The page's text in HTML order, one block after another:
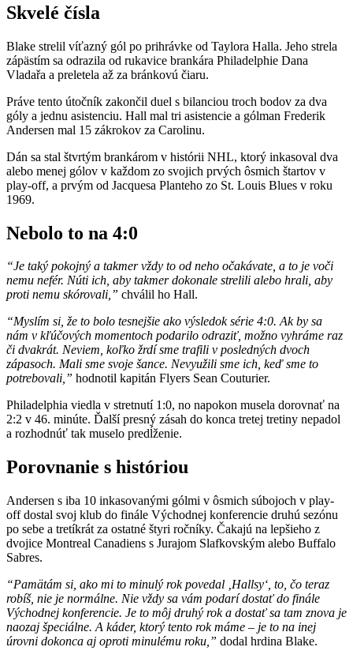
Skvelé čísla
Blake strelil víťazný gól po prihrávke od Taylora Halla. Jeho strela
zápästím sa odrazila od rukavice brankára Philadelphie Dana
Vladařa a preletela až za bránkovú čiaru.
Práve tento útočník zakončil duel s bilanciou troch bodov za dva
góly a jednu asistenciu. Hall mal tri asistencie a gólman Frederik
Andersen mal 15 zákrokov za Carolinu.
Dán sa stal štvrtým brankárom v histórii NHL, ktorý inkasoval dva
alebo menej gólov v každom zo svojich prvých ôsmich štartov v
play-off, a prvým od Jacquesa Planteho zo St. Louis Blues v roku
1969.
Nebolo to na 4:0
“Je taký pokojný a takmer vždy to od neho očakávate, a to je voči
nemu nefér. Núti ich, aby takmer dokonale strelili alebo hrali, aby
proti nemu skórovali,” chválil ho Hall.
“Myslím si, že to bolo tesnejšie ako výsledok série 4:0. Ak by sa
nám v kľúčových momentoch podarilo odraziť, možno vyhráme raz
či dvakrát. Neviem, koľko žrdí sme trafili v posledných dvoch
zápasoch. Mali sme svoje šance. Nevyužili sme ich, keď sme to
potrebovali,” hodnotil kapitán Flyers Sean Couturier.
Philadelphia viedla v stretnutí 1:0, no napokon musela dorovnať na
2:2 v 46. minúte. Ďalší presný zásah do konca tretej tretiny nepadol
a rozhodnúť tak muselo predĺženie.
Porovnanie s históriou
Andersen s iba 10 inkasovanými gólmi v ôsmich súbojoch v play-
off dostal svoj klub do finále Východnej konferencie druhú sezónu
po sebe a tretíkrát za ostatné štyri ročníky. Čakajú na lepšieho z
dvojice Montreal Canadiens s Jurajom Slafkovským alebo Buffalo
Sabres.
“Pamätám si, ako mi to minulý rok povedal ‚Hallsy‘, to, čo teraz
robíš, nie je normálne. Nie vždy sa vám podarí dostať do finále
Východnej konferencie. Je to môj druhý rok a dostať sa tam znova je
naozaj špeciálne. A káder, ktorý tento rok máme – je to na inej
úrovni dokonca aj oproti minulému roku,” dodal hrdina Blake.